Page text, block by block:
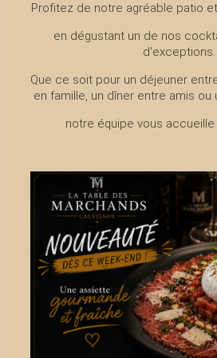
Profitez de notre agréable patio
en dégustant un de nos
d'exceptions.
Que ce soit pour un déjeuner
en famille, un dîner entre amis ou
notre équipe vous